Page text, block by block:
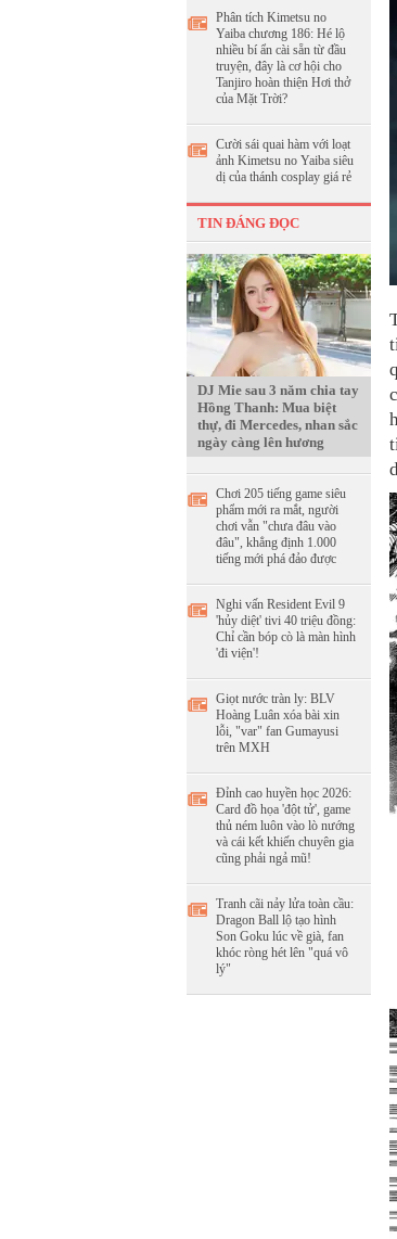
Phân tích Kimetsu no
Yaiba chương 186: Hé lộ
nhiều bí ẩn cài sẵn từ đầu
truyện, đây là cơ hội cho
Tanjiro hoàn thiện Hơi thở
của Mặt Trời?
Cười sái quai hàm với loạt
ảnh Kimetsu no Yaiba siêu
dị của thánh cosplay giá rẻ
TIN ĐÁNG ĐỌC
DJ Mie sau 3 năm chia tay
Hồng Thanh: Mua biệt
thự, đi Mercedes, nhan sắc
ngày càng lên hương
Chơi 205 tiếng game siêu
phẩm mới ra mắt, người
chơi vẫn "chưa đâu vào
đâu", khẳng định 1.000
tiếng mới phá đảo được
Nghi vấn Resident Evil 9
'hủy diệt' tivi 40 triệu đồng:
Chỉ cần bóp cò là màn hình
'đi viện'!
Giọt nước tràn ly: BLV
Hoàng Luân xóa bài xin
lỗi, "var" fan Gumayusi
trên MXH
Đỉnh cao huyền học 2026:
Card đồ họa 'đột tử', game
thủ ném luôn vào lò nướng
và cái kết khiến chuyên gia
cũng phải ngả mũ!
Tranh cãi nảy lửa toàn cầu:
Dragon Ball lộ tạo hình
Son Goku lúc về già, fan
khóc ròng hét lên "quá vô
lý"